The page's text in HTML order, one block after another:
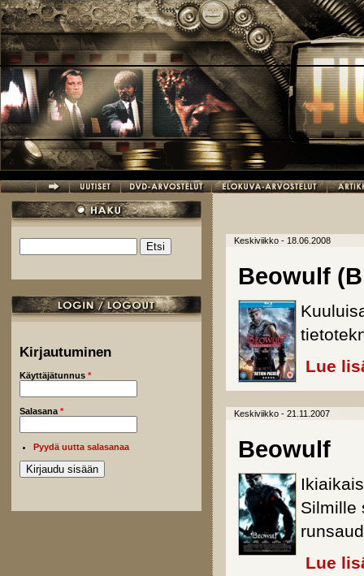
Hyppää pääsisältöön
Hakulomake
Kirjautuminen
Käyttäjätunnus *
Salasana *
Pyydä uutta salasanaa
Keskiviikko - 18.06.2008
Beowulf
Lue
Keskiviikko - 21.11.2007
Beowulf
Silmille
Lue